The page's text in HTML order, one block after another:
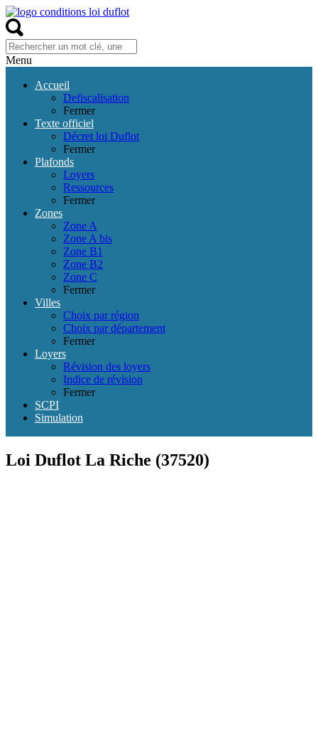
Menu
Accueil
Defiscalisation
Fermer
Texte officiel
Décret loi Duflot
Fermer
Plafonds
Loyers
Ressources
Fermer
Zones
Zone A
Zone A bis
Zone B1
Zone B2
Zone C
Fermer
Villes
Choix par région
Choix par département
Fermer
Loyers
Révision des loyers
Indice de révision
Fermer
SCPI
Simulation
Loi Duflot La Riche (37520)